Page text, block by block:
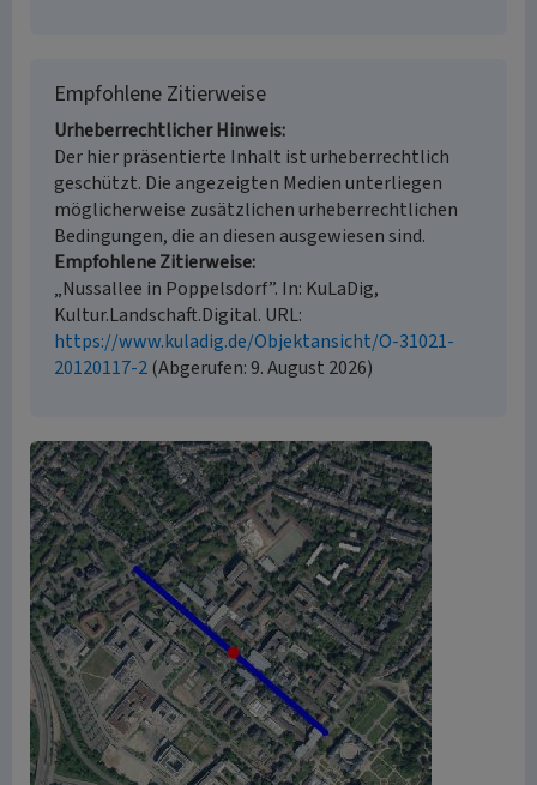
Empfohlene Zitierweise
Urheberrechtlicher Hinweis
Der hier präsentierte Inhalt ist urheberrechtlich
geschützt. Die angezeigten Medien unterliegen
möglicherweise zusätzlichen urheberrechtlichen
Bedingungen, die an diesen ausgewiesen sind.
Empfohlene Zitierweise
„Nussallee in Poppelsdorf”. In: KuLaDig,
Kultur.Landschaft.Digital. URL:
https://www.kuladig.de/Objektansicht/O-31021-
20120117-2(Abgerufen: 9. August 2026)